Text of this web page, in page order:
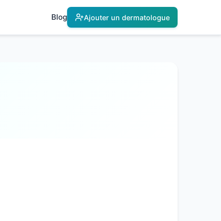
Blog Ajouter un dermatologue